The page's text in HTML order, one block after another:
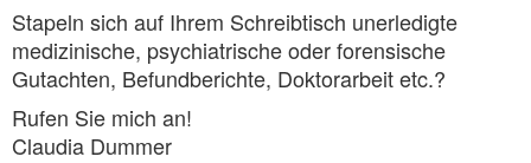
Stapeln sich auf Ihrem Schreibtisch unerledigte
medizinische, psychiatrische oder forensische
Gutachten, Befundberichte, Doktorarbeit etc.?
Rufen Sie mich an!
Claudia Dummer